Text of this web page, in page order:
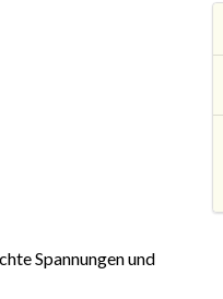
Spannungen und